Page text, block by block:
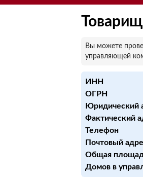
Вы можете
управляющей
ИНН
ОГРН
Юридический
Фактический
Телефон
Почтовый
Общая
Домов в